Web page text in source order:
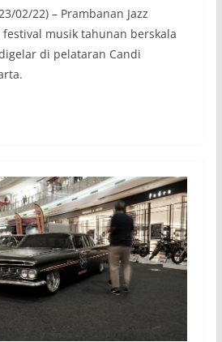
02/22) – Prambanan Jazz
festival musik tahunan berskala
di pelataran Candi